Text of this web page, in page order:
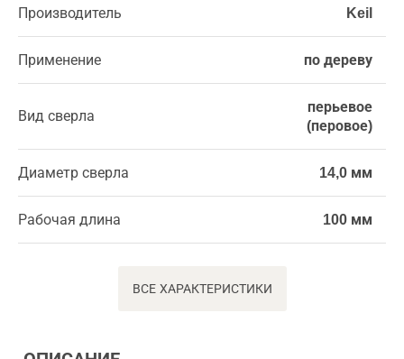
Производитель Keil
Применение по дереву
Вид сверла
перьевое
(перовое)
Диаметр сверла 14,0 мм
Рабочая длина 100 мм
ВСЕ ХАРАКТЕРИСТИКИ